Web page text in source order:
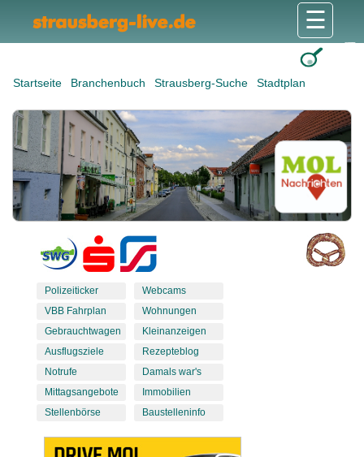
Startseite Branchenbuch Strausberg-Suche Stadtplan
☰
Polizeiticker
VBB Fahrplan
Gebrauchtwagen
Ausflugsziele
Notrufe
Mittagsangebote
Stellenbörse
Webcams
Wohnungen
Kleinanzeigen
Rezepteblog
Damals war's
Immobilien
Baustelleninfo